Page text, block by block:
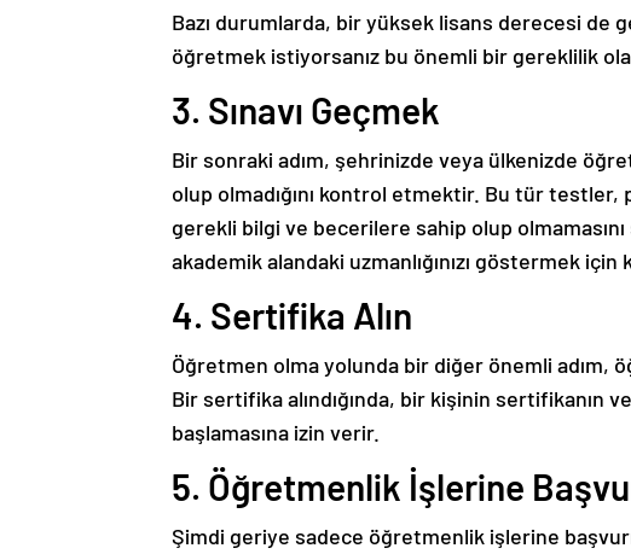
Bazı durumlarda, bir yüksek lisans derecesi de
öğretmek istiyorsanız bu önemli bir gereklilik
3. Sınavı Geçmek
Bir sonraki adım, şehrinizde veya ülkenizde
olup olmadığını kontrol etmektir. Bu tür
gerekli bilgi ve becerilere sahip olup
akademik alandaki uzmanlığınızı göstermek
4. Sertifika Alın
Öğretmen olma yolunda bir diğer önemli adım,
Bir sertifika alındığında, bir kişinin sertifikanın
başlamasına izin verir.
5. Öğretmenlik İşlerine
Şimdi geriye sadece öğretmenlik işlerine